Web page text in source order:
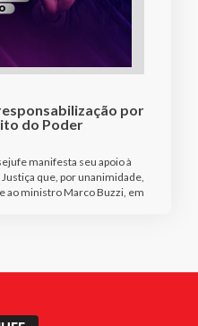
por
do Poder
manifesta seu apoio à
que, por unanimidade,
ao ministro Marco Buzzi, em